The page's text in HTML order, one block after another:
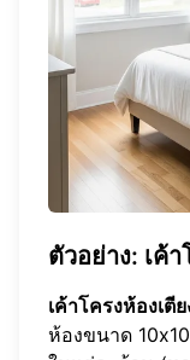
ตัวอย่าง: เค้
เค้าโครงห้องเตี
ห้องขนาด